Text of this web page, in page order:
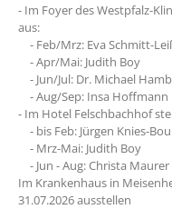
- Im Foyer des Westpfalz-
aus:
- Feb/Mrz: Eva Schmitt-
- Apr/Mai: Judith Boy
- Jun/Jul: Dr. Michael
- Aug/Sep: Insa Hoffmann
- Im Hotel Felschbachhof
- bis Feb: Jürgen Knies-
- Mrz-Mai: Judith Boy
- Jun - Aug: Christa Maurer
Im Krankenhaus in
31.07.2026 ausstellen